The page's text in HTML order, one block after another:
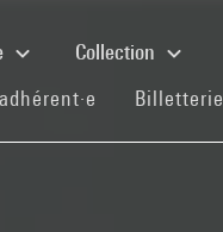
Collection
(current)
Billetterie